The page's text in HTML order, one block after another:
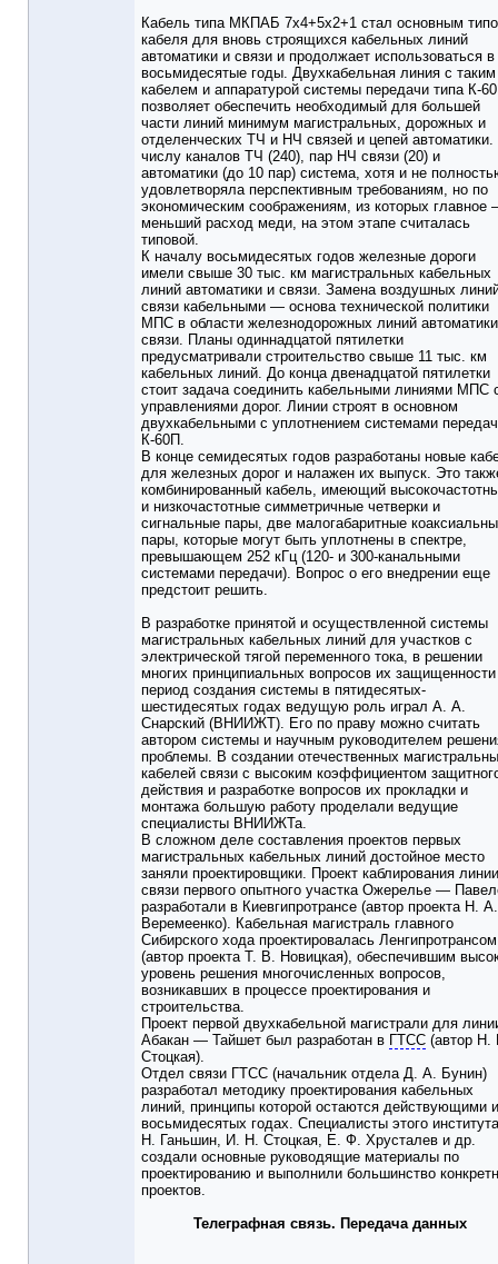
Кабель типа МКПАБ 7х4+5х2+1 стал основным
кабеля для вновь строящихся кабельных линий
автоматики и связи и продолжает использоваться в
восьмидесятые годы. Двухкабельная линия с таким
кабелем и аппаратурой системы передачи типа К-
позволяет обеспечить необходимый для большей
части линий минимум магистральных, дорожных и
отделенческих ТЧ и НЧ связей и цепей
числу каналов ТЧ (240), пар НЧ связи (20) и
автоматики (до 10 пар) система, хотя и не
удовлетворяла перспективным требованиям, но по
экономическим соображениям, из которых главное
меньший расход меди, на этом этапе считалась
типовой.
К началу восьмидесятых годов железные дороги
имели свыше 30 тыс. км магистральных кабельных
линий автоматики и связи. Замена воздушных
связи кабельными — основа технической политики
МПС в области железнодорожных линий
связи. Планы одиннадцатой пятилетки
предусматривали строительство свыше 11 тыс. км
кабельных линий. До конца двенадцатой пятилетки
стоит задача соединить кабельными линиями МПС
управлениями дорог. Линии строят в основном
двухкабельными с уплотнением системами
К-60П.
В конце семидесятых годов разработаны новые
для железных дорог и налажен их выпуск. Это
комбинированный кабель, имеющий
и низкочастотные симметричные четверки и
сигнальные пары, две малогабаритные
пары, которые могут быть уплотнены в спектре,
превышающем 252 кГц (120- и 300-канальными
системами передачи). Вопрос о его внедрении еще
предстоит решить.
В разработке принятой и осуществленной системы
магистральных кабельных линий для участков с
электрической тягой переменного тока, в решении
многих принципиальных вопросов их
период создания системы в пятидесятых-
шестидесятых годах ведущую роль играл А. А.
Снарский (ВНИИЖТ). Его по праву можно считать
автором системы и научным руководителем
проблемы. В создании отечественных
кабелей связи с высоким коэффициентом
действия и разработке вопросов их прокладки и
монтажа большую работу проделали ведущие
специалисты ВНИИЖТа.
В сложном деле составления проектов первых
магистральных кабельных линий достойное место
заняли проектировщики. Проект каблирования линии
связи первого опытного участка Ожерелье —
разработали в Киевгипротрансе (автор проекта Н. А.
Веремеенко). Кабельная магистраль главного
Сибирского хода проектировалась Ленгипротрансом
(автор проекта Т. В. Новицкая), обеспечившим
уровень решения многочисленных вопросов,
возникавших в процессе проектирования и
строительства.
Проект первой двухкабельной магистрали для
Абакан — Тайшет был разработан в ГТСС (автор Н.
Стоцкая).
Отдел связи ГТСС (начальник отдела Д. А. Бунин)
разработал методику проектирования кабельных
линий, принципы которой остаются действующими
восьмидесятых годах. Специалисты этого
Н. Ганьшин, И. Н. Стоцкая, Е. Ф. Хрусталев и др.
создали основные руководящие материалы по
проектированию и выполнили большинство
проектов.
Телеграфная связь. Передача данных